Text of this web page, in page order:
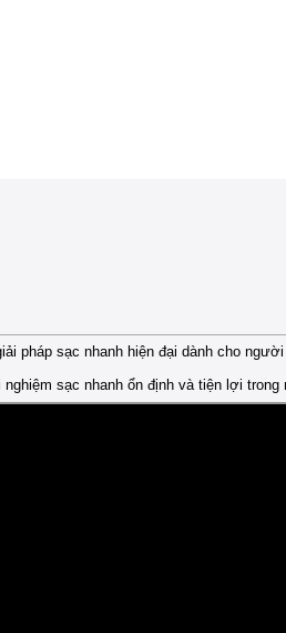
pháp sạc nhanh hiện đại dành cho
sạc nhanh ổn định và tiện lợi